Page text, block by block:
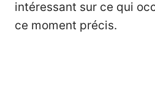
intéressant sur ce qui
ce moment précis.